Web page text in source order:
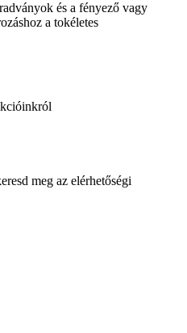
és a fényező vagy
a tokéletes
meg az elérhetőségi